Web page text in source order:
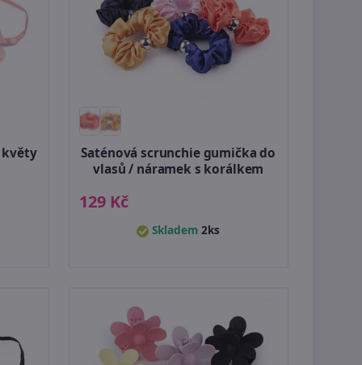
květy
Saténová scrunchie gumička do
vlasů / náramek s korálkem
129 Kč
Skladem2ks